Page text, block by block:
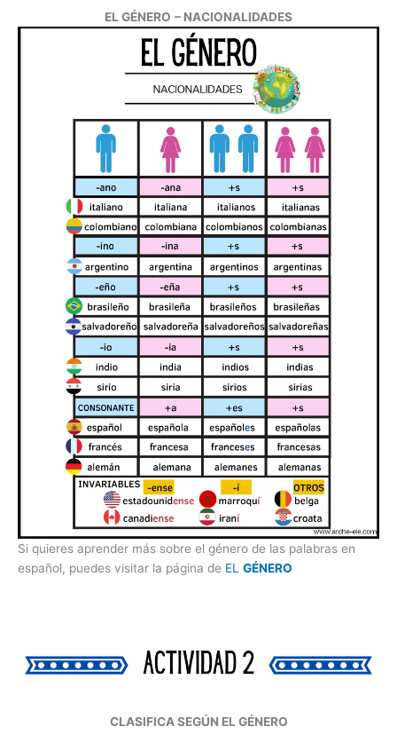
EL GÉNERO – NACIONALIDADES
Si quieres aprender más sobre el género de las palabras en
español, puedes visitar la página de EL GÉNERO
CLASIFICA SEGÚN EL GÉNERO